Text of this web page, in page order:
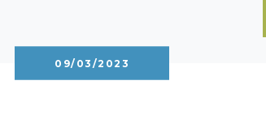
09/03/2023